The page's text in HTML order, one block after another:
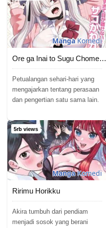
MangaKomedi
Ore ga Inai to Sugu Chomeru Hakanagi Kasumi
Petualangan sehari-hari yang
mengajarkan tentang perasaan
dan pengertian satu sama lain.
5rb views
MangaKomedi
Ririmu Horikku
Akira tumbuh dari pendiam
menjadi sosok yang berani